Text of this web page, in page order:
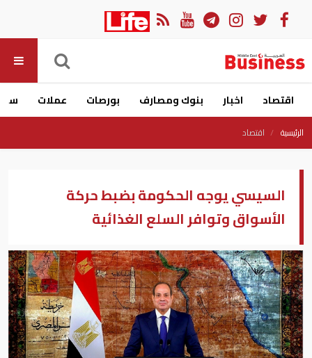
اقتصاد اخبار بنوك ومصارف بورصات عملات
الرئيسية اقتصاد
السيسي يوجه الحكومة بضبط حركة
الأسواق وتوافر السلع الغذائية